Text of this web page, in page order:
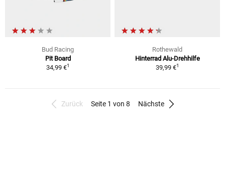
Bud Racing
Pit Board
34,99 €1
Rothewald
Hinterrad Alu-Drehhilfe
39,99 €1
Zurück Seite 1 von 8 Nächste